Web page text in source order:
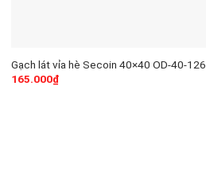
Gạch lát vỉa hè Secoin 40×40 OD-40-126
165.000₫